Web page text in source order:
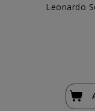
Leonardo